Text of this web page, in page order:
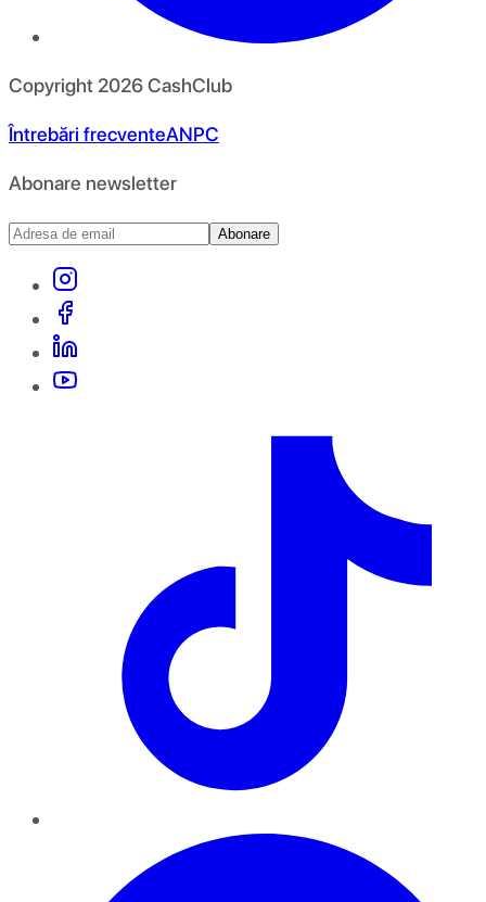
Copyright 2026CashClub
Întrebări frecventeANPC
Abonare newsletter
Abonare